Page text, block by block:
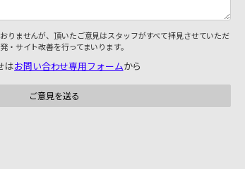
りませんが、頂いたご意見はスタッフがすべて拝見させていただ
・サイト改善を行ってまいります。
はお問い合わせ専用フォームから